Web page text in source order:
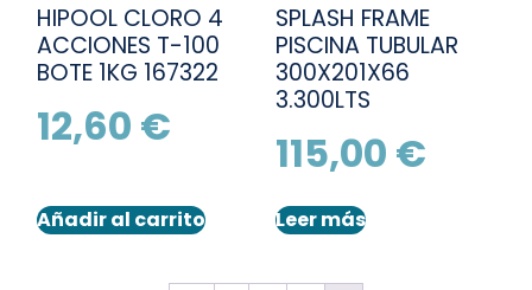
HIPOOL CLORO 4
ACCIONES T-100
BOTE 1KG 167322
12,60 €
Añadir al carrito
SPLASH FRAME
PISCINA TUBULAR
300X201X66
3.300LTS
115,00 €
Leer más